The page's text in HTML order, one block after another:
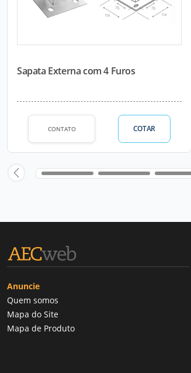
Sapata Externa com 4 Furos
CONTATO COTAR
Anuncie
Quem somos
Mapa do Site
Mapa de Produto